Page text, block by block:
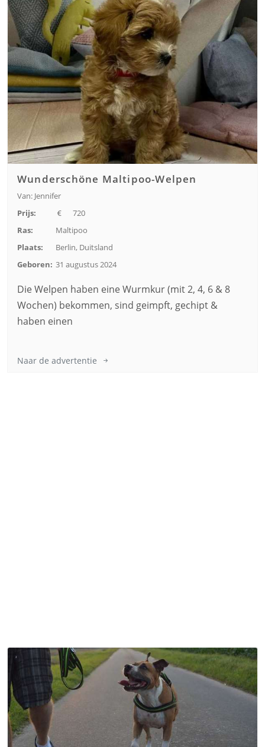
Wunderschöne Maltipoo-Welpen
Van: Jennifer
Prijs:
720
Ras:
Maltipoo
Plaats:
Berlin, Duitsland
Geboren: 31 augustus 2024
Die Welpen haben eine Wurmkur (mit 2, 4, 6 & 8
Wochen) bekommen, sind geimpft, gechipt &
haben einen
Naar de advertentie